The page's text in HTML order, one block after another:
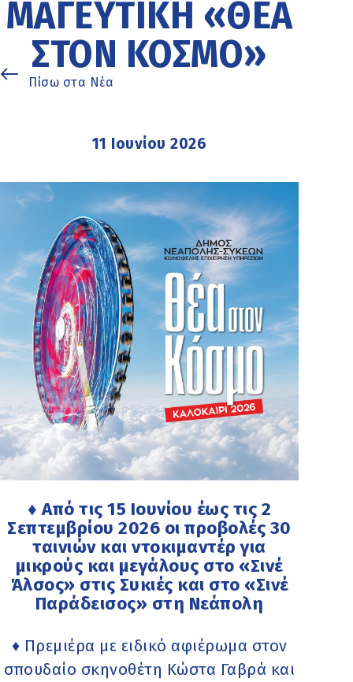
ΜΑΓΕΥΤΙΚΉ «ΘΈΑ
ΣΤΟΝ ΚΌΣΜΟ»
Πίσω στα Νέα
11 Ιουνίου 2026
♦ Από τις 15 Ιουνίου έως τις 2
Σεπτεμβρίου 2026 οι προβολές 30
ταινιών και ντοκιμαντέρ για
μικρούς και μεγάλους στο «Σινέ
Άλσος» στις Συκιές και στο «Σινέ
Παράδεισος» στη Νεάπολη
♦ Πρεμιέρα με ειδικό αφιέρωμα στον
σπουδαίο σκηνοθέτη Κώστα Γαβρά και